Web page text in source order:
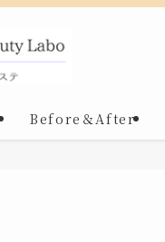
Before＆After